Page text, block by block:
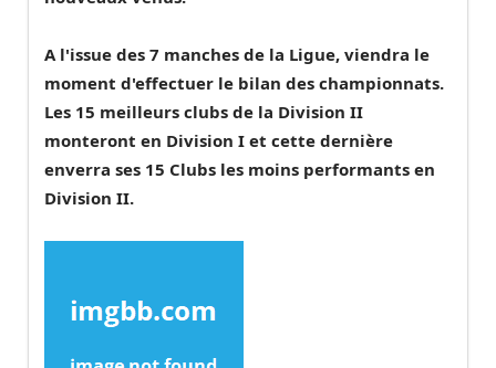
A l'issue des 7 manches de la Ligue, viendra le
moment d'effectuer le bilan des championnats.
Les 15 meilleurs clubs de la Division II
monteront en Division I et cette dernière
enverra ses 15 Clubs les moins performants en
Division II.